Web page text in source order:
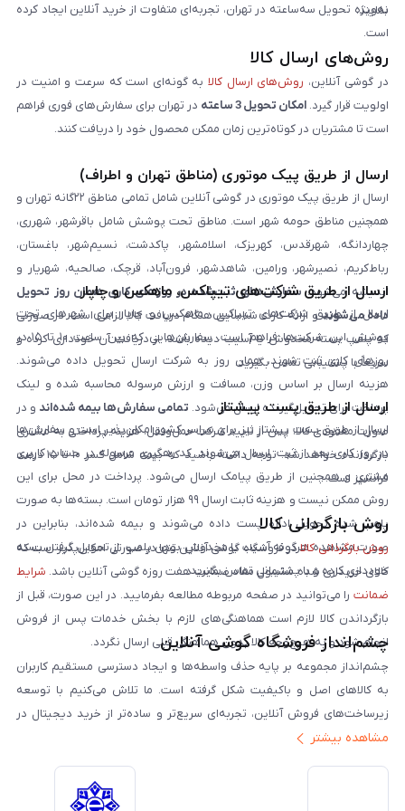
به‌ویژه تحویل سه‌ساعته در تهران، تجربه‌ای متفاوت از خرید آنلاین ایجاد کرده
است.
نمایند.
روش‌های ارسال کالا
در گوشی آنلاین، روش‌های ارسال کالا به گونه‌ای است که سرعت و امنیت در
اولویت قرار گیرد. امکان تحویل 3 ساعته
در تهران برای سفارش‌های فوری فراهم
است تا مشتریان در کوتاه‌ترین زمان ممکن محصول خود را دریافت کنند.
ارسال از طریق پیک موتوری (مناطق تهران و اطراف)
ارسال از طریق پیک موتوری در گوشی آنلاین شامل تمامی مناطق ۲۲گانه تهران و
همچنین مناطق حومه شهر است. مناطق تحت پوشش شامل باقرشهر، شهرری،
چهاردانگه، شهرقدس، کهریزک، اسلامشهر، پاکدشت، نسیم‌شهر، باغستان،
رباط‌کریم، نصیرشهر، ورامین، شاهدشهر، فرون‌آباد، قرچک، صالحیه، شهریار و
اندیشه می‌شود. سفارش‌های ثبت‌شده در روزهای کاری همان روز تحویل
داده می‌شوندو ارائه کارت شناسایی هنگام دریافت کالا الزامی است. در صورتی
که پلمپ بسته مخدوش یا آسیب دیده باشد، از دریافت آن خودداری کرده و
سریعاً با پشتیبانی تماس بگیرید.
ارسال از طریق شرکت‌های تیپاکس، ماهکس و چاپار
ارسال از طریق شرکت‌های تیپاکس، ماهکس و چاپار برای شهرهای تحت
پوشش این شرکت‌ها فراهم است. سفارش‌هایی که بین ساعت ۱۰ تا ۱۵ در
روزهای کاری ثبت شوند، همان روز به شرکت ارسال تحویل داده می‌شوند.
هزینه ارسال بر اساس وزن، مسافت و ارزش مرسوله محاسبه شده و لینک
پرداخت برای تحویل‌گیرنده ارسال می‌شود. تمامی سفارش‌ها بیمه شده‌اند و در
صورت مفقودی کالا، پس از تایید شرکت حمل‌ونقل، هزینه پرداختی به مشتری
بازگردانده خواهد شد. توجه داشته باشید که بیمه شامل کسر ۱۰ تا ۱۵ درصد
فرانشیز است.
ارسال از طریق پست پیشتاز
ارسال از طریق پست پیشتاز نیز برای سراسر کشور امکان‌پذیر است و سفارش‌ها
در روز کاری بعد از ثبت، ارسال می‌شوند. کد رهگیری مرسوله در حساب کاربری
مشتری و همچنین از طریق پیامک ارسال می‌شود. پرداخت در محل برای این
روش ممکن نیست و هزینه ثابت ارسال ۹۹ هزار تومان است. بسته‌ها به صورت
پلمپ شده تحویل اداره پست داده می‌شوند و بیمه شده‌اند، بنابراین در
صورت مشاهده هرگونه آسیب یا مخدوش بودن پلمپ، از تحویل گرفتن بسته
خودداری کرده و با پشتیبانی تماس بگیرید.
روش بازگردانی کالا
روش بازگردانی کالادر فروشگاه گوشی آنلاین تنها در صورتی امکان‌پذیر است که
کالای خریداری شده مشمول مفاد ضمانت هفت روزه گوشی آنلاین باشد. شرایط
ضمانت را می‌توانید در صفحه مربوطه مطالعه بفرمایید. در این صورت، قبل از
بازگرداندن کالا لازم است هماهنگی‌های لازم با بخش خدمات پس از فروش
انجام شود و به هیچ‌وجه کالا بدون هماهنگی قبلی ارسال نگردد.
چشم‌انداز فروشگاه گوشی آنلاین
چشم‌انداز مجموعه بر پایه حذف واسطه‌ها و ایجاد دسترسی مستقیم کاربران
به کالاهای اصل و باکیفیت شکل گرفته است. ما تلاش می‌کنیم با توسعه
زیرساخت‌های فروش آنلاین، تجربه‌ای سریع‌تر و ساده‌تر از خرید دیجیتال در
ایران ارائه دهیم. تبدیل‌شدن به مرجعی قابل اعتماد برای خرید کالای دیجیتال،
خدمات و به‌روزرسانی مداوم محصولات، مسیر ما را روشن‌تر می‌کند. ما باور
داریم آینده بازار دیجیتال متعلق به کسب‌وکارهایی است که صداقت و شفافیت
مشاهده بیشتر